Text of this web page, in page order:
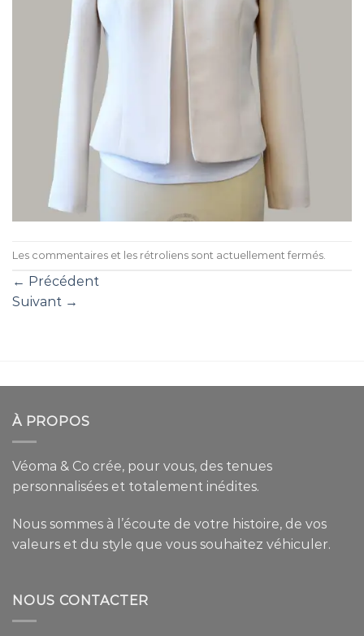
Les commentaires et les rétroliens sont actuellement fermés.
← Précédent
Suivant →
À PROPOS
Véoma & Co crée, pour vous, des tenues
personnalisées et totalement inédites.
Nous sommes à l’écoute de votre histoire, de vos
valeurs et du style que vous souhaitez véhiculer.
NOUS CONTACTER